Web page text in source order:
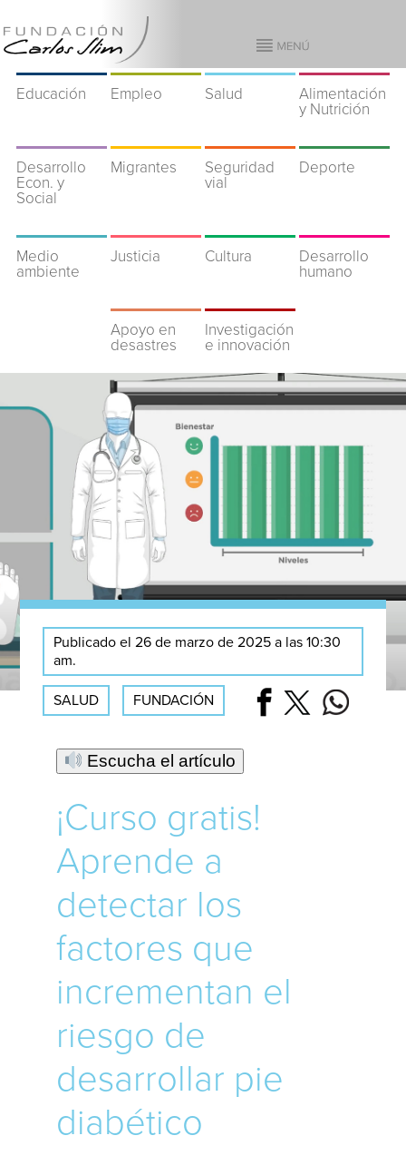
Educación Empleo Salud
Alimentación
y Nutrición
Desarrollo
Econ. y
Social
Migrantes
Seguridad
vial
Deporte
Medio
ambiente
Justicia Cultura
Desarrollo
humano
Apoyo en
desastres
Investigación
e innovación
Publicado el 26 de marzo de 2025 a las 10:30
am.
SALUD FUNDACIÓN
Escucha el artículo
¡Curso gratis!
Aprende a
detectar los
factores que
incrementan el
riesgo de
desarrollar pie
diabético